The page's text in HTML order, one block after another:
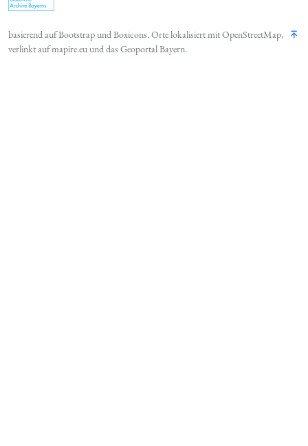
basierend aufBootstrapundBoxicons. Orte lokalisiert mitOpenStreetMap,
verlinkt aufmapire.euund das Geoportal Bayern.